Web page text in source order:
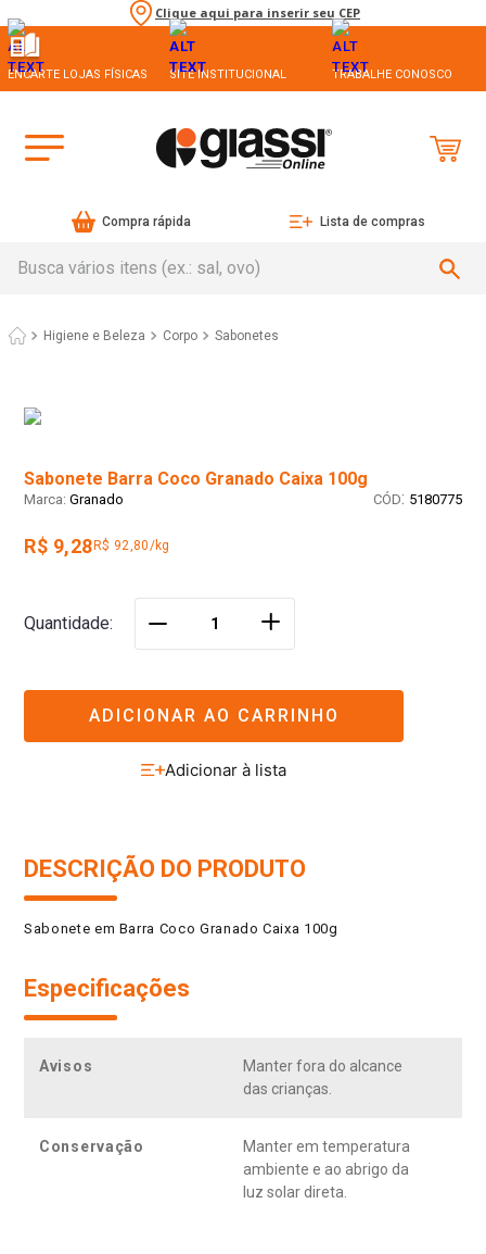
Clique aqui para inserir seu CEP
ENCARTE LOJAS FÍSICAS SITE INSTITUCIONAL TRABALHE CONOSCO
Compra rápida Lista de compras
Higiene e Beleza Corpo Sabonetes
Sabonete Barra Coco Granado Caixa 100g
Granado : 5180775
R$ 9,28 R$ 92,80/kg
Quantidade ＋
ADICIONAR AO CARRINHO
DESCRIÇÃO DO PRODUTO
Sabonete em Barra Coco Granado Caixa 100g
Especificações
Avisos
Manter fora do alcance
das crianças.
Conservação
Manter em temperatura
ambiente e ao abrigo da
luz solar direta.